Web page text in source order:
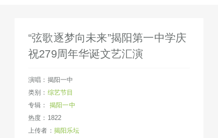
“弦歌逐梦向未来”揭阳第一中学庆
祝279周年华诞文艺汇演
演唱：揭阳一中
类别： 综艺节目
专辑： 揭阳一中
热度：1822
上传者： 揭阳乐坛